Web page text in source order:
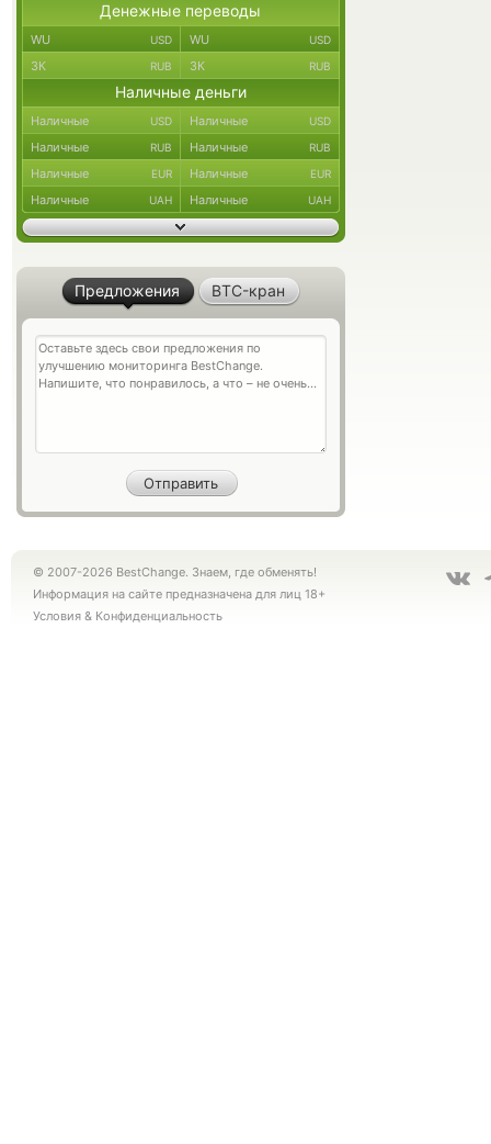
Денежные переводы
WU USD WU USD
ЗК RUB ЗК RUB
Наличные деньги
Наличные USD Наличные USD
Наличные RUB Наличные RUB
Наличные EUR Наличные EUR
Наличные UAH Наличные UAH
Предложения BTC-кран
© 2007-2026 BestChange. Знаем, где обменять!
Информация на сайте предназначена для лиц 18+
Условия & Конфиденциальность